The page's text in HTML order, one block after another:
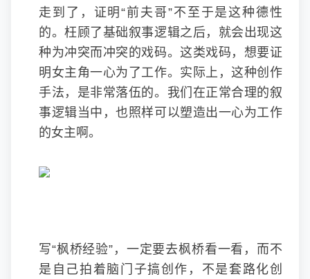
走到了，证明“前夫哥”不至于是这种德性
的。枉顾了基础叙事逻辑之后，就会出现这
种为冲突而冲突的戏码。这类戏码，想要证
明女主角一心为了工作。实际上，这种创作
手法，是非常落伍的。我们在正常合理的叙
事逻辑当中，也照样可以塑造出一心为工作
的女主啊。
写“枫桥经验”，一定要去枫桥看一看，而不
是自己拍着脑门子搞创作，不是套路化创